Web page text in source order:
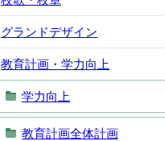
グランドデザイン
教育計画・学力向上
学力向上
教育計画全体計画